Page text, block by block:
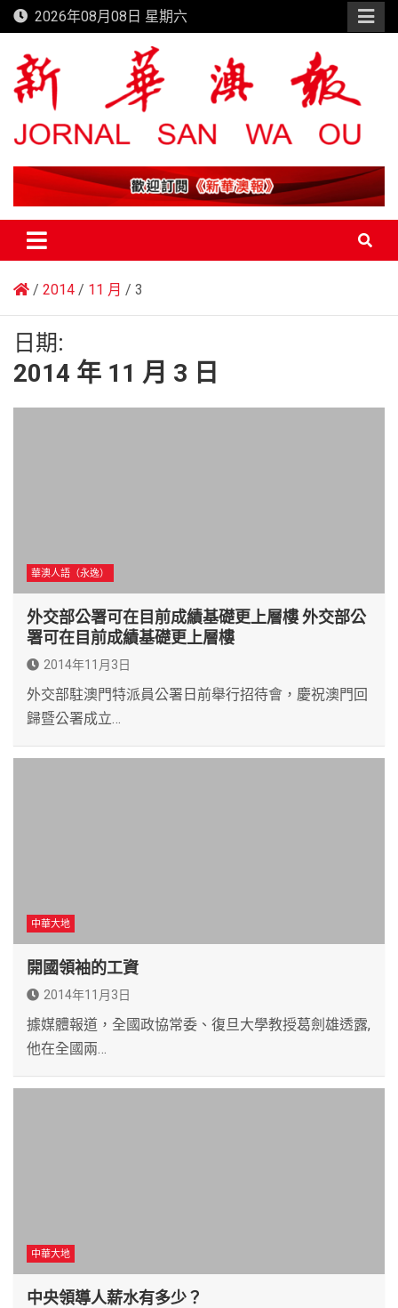
Skip
to
content
2026年08月08日 星期六
新華澳報
2014 11 月 3
日期:
2014 年 11 月 3 日
華澳人語（永逸）
外交部公署可在目前成績基礎更上層樓 外交部公
署可在目前成績基礎更上層樓
2014年11月3日
外交部駐澳門特派員公署日前舉行招待會，慶祝澳門回
歸暨公署成立…
中華大地
開國領袖的工資
2014年11月3日
據媒體報道，全國政協常委、復旦大學教授葛劍雄透露,
他在全國兩…
中華大地
中央領導人薪水有多少？